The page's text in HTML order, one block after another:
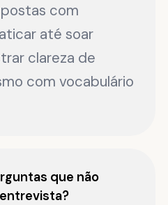
com
até soar
clareza de
com vocabulário
que não